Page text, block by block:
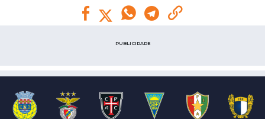
PUBLICIDADE